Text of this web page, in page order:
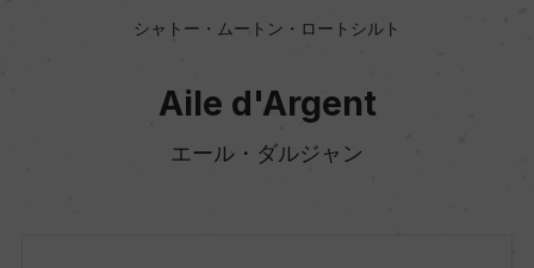
シャトー・ムートン・ロートシルト
Aile d'Argent
エール・ダルジャン